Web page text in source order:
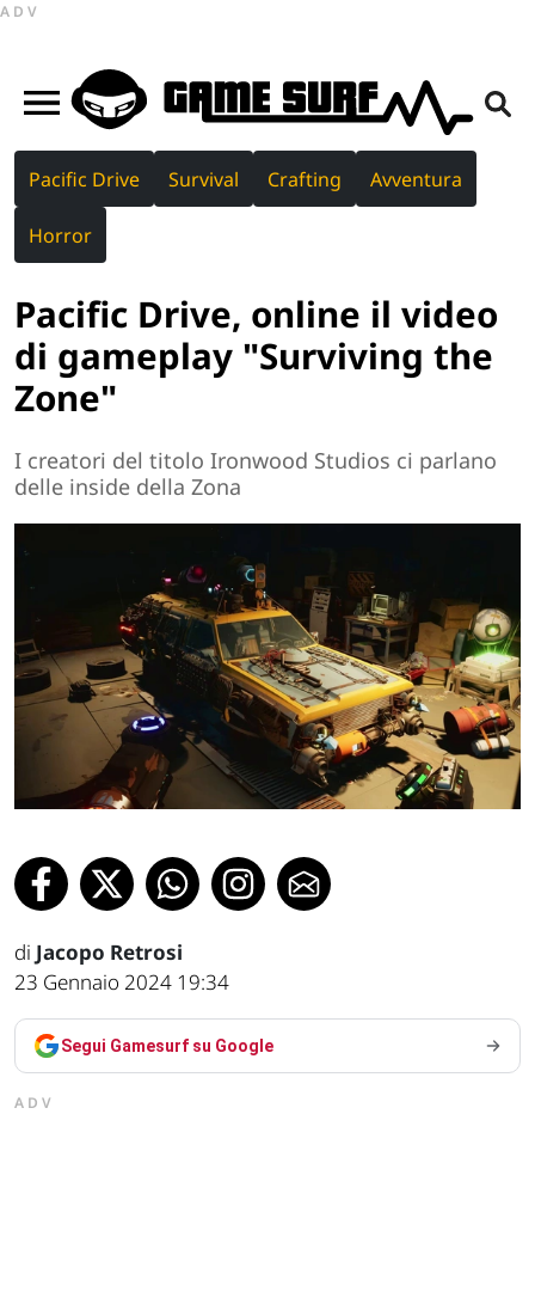
ADV
Pacific Drive Survival Crafting Avventura
Horror
Pacific Drive, online il video
di gameplay "Surviving the
Zone"
I creatori del titolo Ironwood Studios ci parlano
delle inside della Zona
di Jacopo Retrosi
23 Gennaio 2024 19:34
Segui Gamesurf su Google
ADV